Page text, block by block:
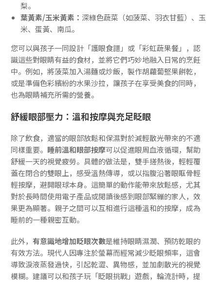
梨。
葉黃素/玉米黃素：深綠色蔬菜（如菠菜、羽衣甘藍）、玉
米、蛋黃、南瓜。
您可以與孩子一同設計「護眼食譜」或「彩虹蔬果餐」，認
識這些對眼睛有益的食材，並將它們巧妙地融入日常的烹飪
中。例如，將菠菜加入湯麵或炒飯，製作胡蘿蔔堅果餅乾，
或是準備色彩繽紛的水果沙拉，讓孩子在享受美食的同時，
也為眼睛補充所需的營養。
舒緩眼部壓力：溫和按摩與充足眨眼
除了飲食，適當的眼部放鬆和保濕對於減輕散光帶來的不適
同樣重要。 睡前溫和眼部按摩可以促進眼周血液循環，幫助
舒緩一天的視覺疲勞。具體的做法是，雙手搓熱後，輕輕覆
蓋在閉合的雙眼上，感受溫熱傳導，或以指腹沿著眼眶骨輕
輕按摩，避開眼球本身。這簡單的動作能帶來放鬆感，尤其
對於長時間使用電子產品或閱讀後感到眼部緊繃的家人，效
果更為顯著。親子之間可以互相進行這種溫和的按摩，成為
睡前的一種親密互動。
此外，有意識地增加眨眼次數是維持眼睛濕潤、預防乾眼的
有效方法。現代人因專注於螢幕而經常減少眨眼頻率，這會
導致淚液蒸發過快，引起乾澀、異物感，並加劇散光的視覺
模糊。建議可以和孩子玩「眨眼挑戰」遊戲，輪流計時，提